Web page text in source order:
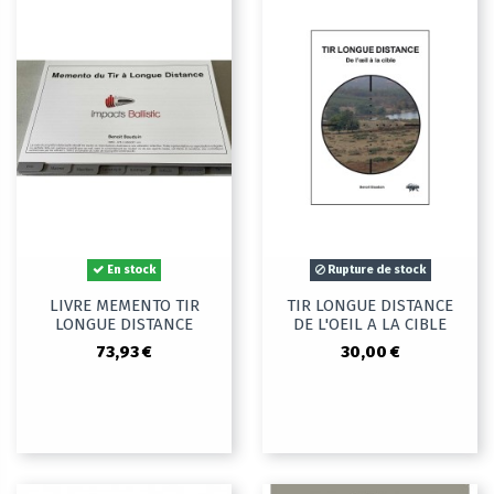
techniques de tir à longue portée, la balistique avancée et
l'utilisation des optiques. Tir de précision à longue distance :
découvrez les secrets du tir de précision avec des guides
détaillés sur le choix de l'équipement, les réglages des
optiques et les techniques de tir.
Balistique et calculs de tir : maîtrisez la science de la balistique
avec des livres qui expliquent les concepts clés et les calculs
nécessaires pour des tirs précis à longue distance. Livres sur le
est un art qui nécessite des connaissances approfondies et une
grande précision. Notre sélection de livres sur le rechargement
et les cartouches comme « La balistique pour tous », vous
guidera à chaque étape du processus, de la sélection des
composants à la fabrication de munitions personnalisées.
ouvrages vous enseigneront comment choisir les bons
En stock
LIVRE MEMENTO TIR
LONGUE DISTANCE
73,93 €
Rupture de stock
TIR LONGUE DISTANCE
DE L'OEIL A LA CIBLE
30,00 €